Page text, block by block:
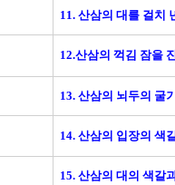
11. 산삼의 대를 걸치
12.산삼의 꺽김 잠을
13. 산삼의 뇌두의 굴
14. 산삼의 입장의 색
15. 산삼의 대의 색갈